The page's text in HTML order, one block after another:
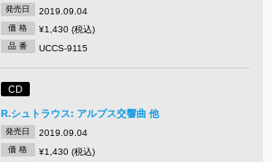
発売日 2019.09.04
価 格 ¥1,430 (税込)
品 番 UCCS-9115
CD
R.シュトラウス: アルプス交響曲 他
発売日 2019.09.04
価 格 ¥1,430 (税込)